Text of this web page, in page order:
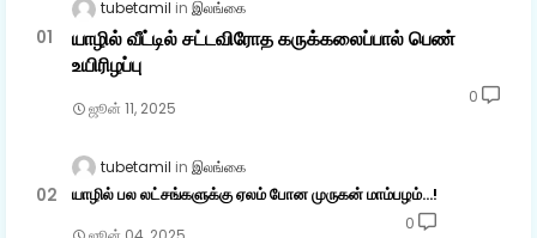
tubetamil இலங்கை
யாழில் வீட்டில் சட்டவிரோத கருக்கலைப்பால் பெண்
உயிரிழப்பு
ஜூன் 11, 2025
0
tubetamil இலங்கை
யாழில் பல லட்சங்களுக்கு ஏலம் போன முருகன் மாம்பழம்...!
0